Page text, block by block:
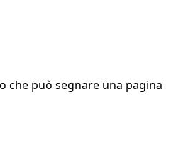
che può segnare una pagina